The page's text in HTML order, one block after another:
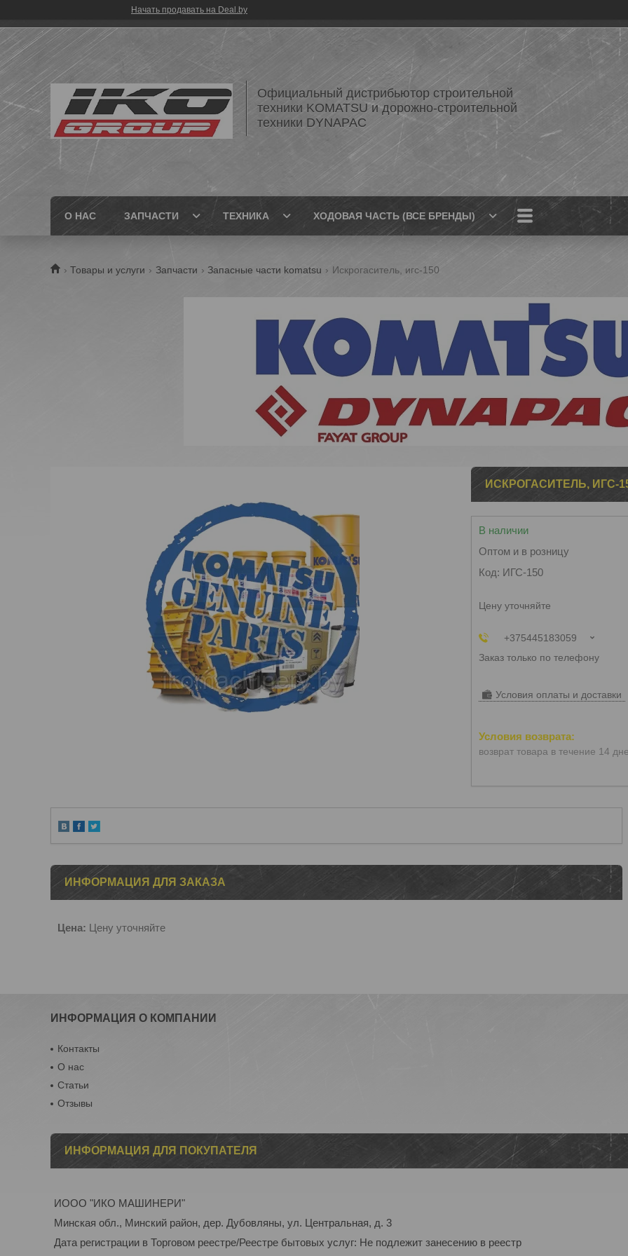
Начать продавать на Deal.by
Официальный дистрибьютор строительной
техники KOMATSU и дорожно-строительной
техники DYNAPAC
О НАС ЗАПЧАСТИ ТЕХНИКА ХОДОВАЯ ЧАСТЬ (ВСЕ БРЕНДЫ)
Товары и услуги Запчасти Запасные части komatsu Искрогаситель, игс-150
ИСКРОГАСИТЕЛЬ, ИГС-
В наличии
Оптом и в розницу
Код: ИГС-150
Цену уточняйте
+375445183059
Заказ только по телефону
Условия оплаты и доставки
возврат товара в течение 14
ИНФОРМАЦИЯ ДЛЯ ЗАКАЗА
Цена: Цену уточняйте
ИНФОРМАЦИЯ О КОМПАНИИ
Контакты
О нас
Статьи
Отзывы
ИНФОРМАЦИЯ ДЛЯ ПОКУПАТЕЛЯ
ИООО "ИКО МАШИНЕРИ"
Минская обл., Минский район, дер. Дубовляны, ул. Центральная, д. 3
Дата регистрации в Торговом реестре/Реестре бытовых услуг: Не подлежит занесению в реестр